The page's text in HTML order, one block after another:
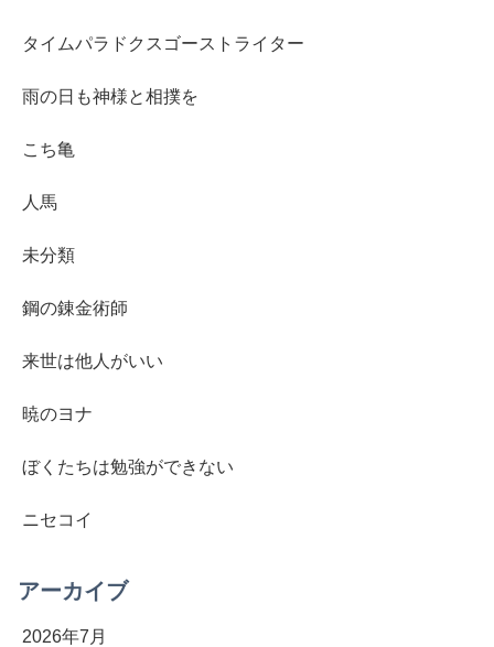
タイムパラドクスゴーストライター
雨の日も神様と相撲を
こち亀
人馬
未分類
鋼の錬金術師
来世は他人がいい
暁のヨナ
ぼくたちは勉強ができない
ニセコイ
アーカイブ
2026年7月